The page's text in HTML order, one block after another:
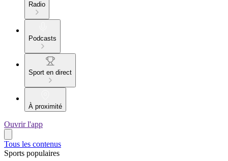
Radio
Podcasts
Sport en direct
À proximité
Ouvrir l'app
Tous les contenus
Sports populaires